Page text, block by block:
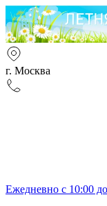
г. Москва
Ежедневно с 10:00